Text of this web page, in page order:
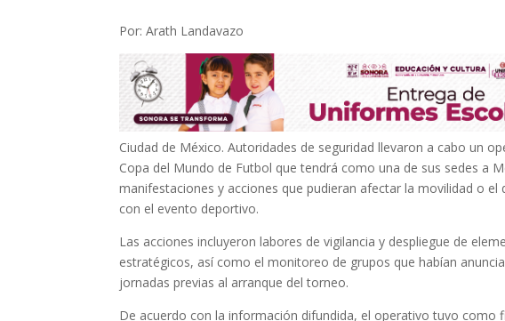
Por: Arath Landavazo
Ciudad de México. Autoridades de seguridad llevaron a cabo un
Copa del Mundo de Futbol que tendrá como una de sus sedes a
manifestaciones y acciones que pudieran afectar la movilidad o el
con el evento deportivo.
Las acciones incluyeron labores de vigilancia y despliegue de
estratégicos, así como el monitoreo de grupos que habían
jornadas previas al arranque del torneo.
De acuerdo con la información difundida, el operativo tuvo como